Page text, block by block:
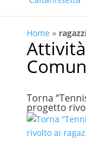
Home »
Torna
progetto